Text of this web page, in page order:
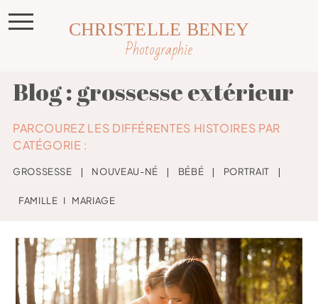
Photographie
CHRISTELLE BENEY
Blog : grossesse extérieur
PARCOUREZ LES DIFFÉRENTES HISTOIRES PAR
CATÉGORIE :
GROSSESSE ❘ NOUVEAU-NÉ ❘ BÉBÉ ❘ PORTRAIT ❘
FAMILLE I MARIAGE